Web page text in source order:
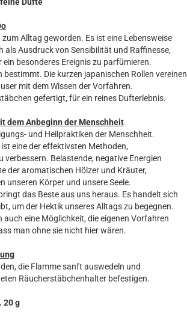
Alltag geworden. Es ist eine Lebensweise
als Ausdruck von Sensibilität und Raffinesse,
besonderes Ereignis zu parfümieren.
Die kurzen japanischen Rollen vereinen
mit dem Wissen der Vorfahren.
gefertigt, für ein reines Dufterlebnis.
dem Anbeginn der Menschheit
und Heilpraktiken der Menschheit.
eine der effektivsten Methoden,
verbessern. Belastende, negative Energien
der aromatischen Hölzer und Kräuter,
Körper und unsere Seele.
das Beste aus uns heraus. Es handelt sich
um der Hektik unseres Alltags zu begegnen.
eine Möglichkeit, die eigenen Vorfahren
man ohne sie nicht hier wären.
die Flamme sanft auswedeln und
Räucherstäbchenhalter befestigen.
20 g